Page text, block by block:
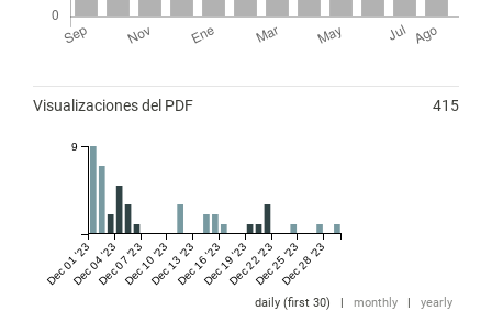
Visualizaciones del PDF 415
Dec 01 '23Dec 04 '23Dec 07 '23Dec 10 '23Dec 13 '23Dec 16 '23Dec 19 '23Dec 22 '23Dec 25 '23Dec 28 '23
9
daily (first 30) | monthly | yearly